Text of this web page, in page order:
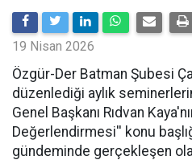
19 Nisan 2026
​Özgür-Der Batman Şubesi
düzenlediği aylık
Genel Başkanı Rıdvan
Değerlendirmesi'' konu
gündeminde gerçekleşen